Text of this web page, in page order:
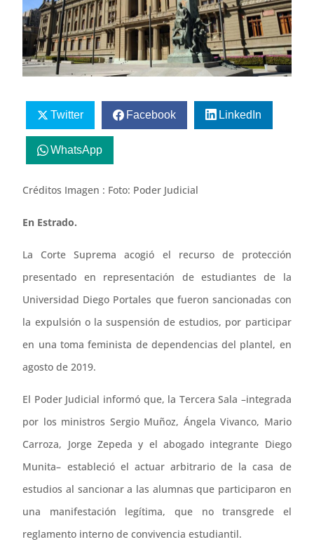
Twitter Facebook LinkedIn
WhatsApp
Créditos Imagen : Foto: Poder Judicial
En Estrado.
La Corte Suprema acogió el recurso de protección
presentado en representación de estudiantes de la
Universidad Diego Portales que fueron sancionadas con
la expulsión o la suspensión de estudios, por participar
en una toma feminista de dependencias del plantel, en
agosto de 2019.
El Poder Judicial informó que, la Tercera Sala –integrada
por los ministros Sergio Muñoz, Ángela Vivanco, Mario
Carroza, Jorge Zepeda y el abogado integrante Diego
Munita– estableció el actuar arbitrario de la casa de
estudios al sancionar a las alumnas que participaron en
una manifestación legítima, que no transgrede el
reglamento interno de convivencia estudiantil.